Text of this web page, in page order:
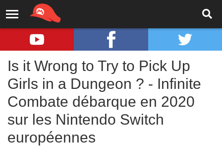
Is it Wrong to Try to Pick Up
Girls in a Dungeon ? - Infinite
Combate débarque en 2020
sur les Nintendo Switch
européennes